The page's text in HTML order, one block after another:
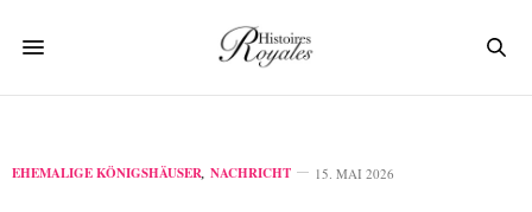
EHEMALIGE KÖNIGSHÄUSER, NACHRICHT 15. MAI 2026